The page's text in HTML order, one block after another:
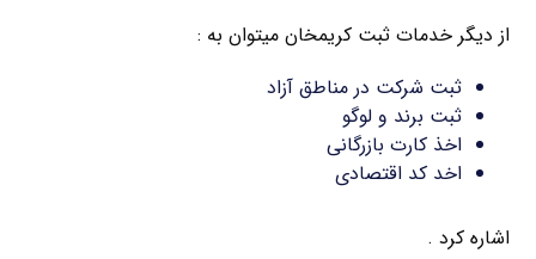
از دیگر خدمات ثبت کریمخان میتوان به :
ثبت شرکت در مناطق آزاد
ثبت برند و لوگو
اخذ کارت بازرگانی
اخد کد اقتصادی
اشاره کرد .